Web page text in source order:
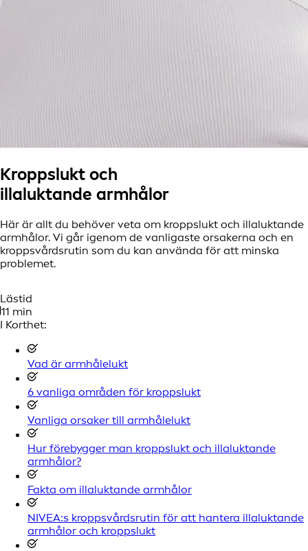
Kroppslukt och
illaluktande armhålor
Här är allt du behöver veta om kroppslukt och illaluktande
armhålor. Vi går igenom de vanligaste orsakerna och en
kroppsvårdsrutin som du kan använda för att minska
problemet.
Lästid
11 min
I Korthet:
Vad är armhålelukt
6 vanliga områden för kroppslukt
Vanliga orsaker till armhålelukt
Hur förebygger man kroppslukt och illaluktande
armhålor?
Fakta om illaluktande armhålor
NIVEA:s kroppsvårdsrutin för att hantera illaluktande
armhålor och kroppslukt